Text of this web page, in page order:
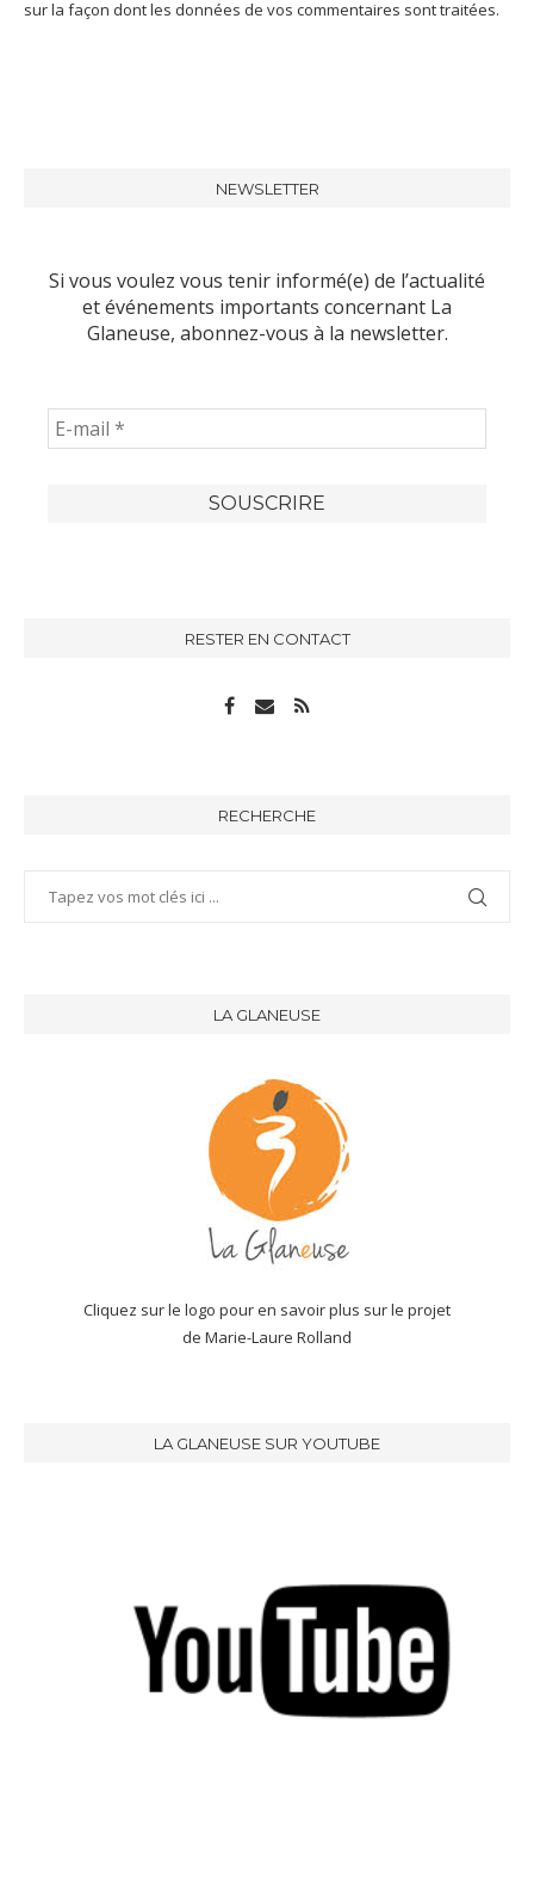
sur la façon dont les données de vos commentaires sont traitées.
NEWSLETTER
Si vous voulez vous tenir informé(e) de l’actualité
et événements importants concernant La
Glaneuse, abonnez-vous à la newsletter.
RESTER EN CONTACT
RECHERCHE
LA GLANEUSE
Cliquez sur le logo pour en savoir plus sur le projet
de Marie-Laure Rolland
LA GLANEUSE SUR YOUTUBE